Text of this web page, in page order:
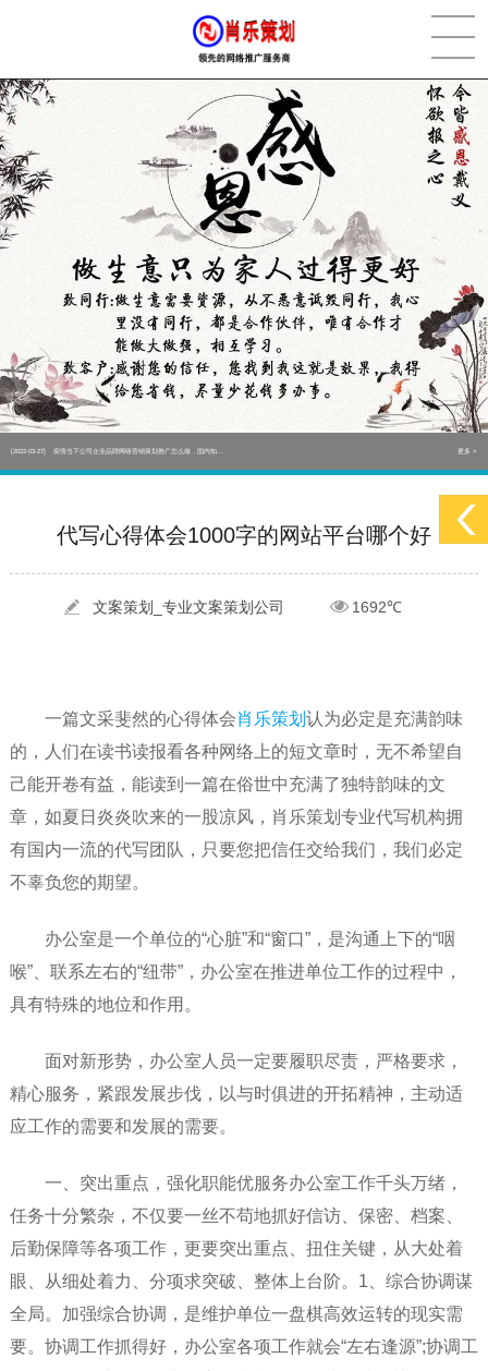
[2022-05-29] 实体门店如何做网络推广吸引客户，实体店网络营销技巧... 更多 >
[2022-05-04] 污水处理设备厂家产品如何做网络推广（污水处理项目网... 更多 >
[2022-03-27] 疫情当下公司企业品牌网络营销策划推广怎么做，国内知... 更多 >
实体门店如何做网络推广吸引客户，实体店网络营销技巧... 更多 >
疫情当下公司企业品牌网络营销策划推广怎么做，国内知...
代写心得体会1000字的网站平台哪个好
文案策划_专业文案策划公司 1692℃
一篇文采斐然的心得体会肖乐策划 认为必定是充满韵味
的，人们在读书读报看各种网络上的短文章时，无不希望自
己能开卷有益，能读到一篇在俗世中充满了独特韵味的文
章，如夏日炎炎吹来的一股凉风，肖乐策划专业代写机构拥
有国内一流的代写团队，只要您把信任交给我们，我们必定
不辜负您的期望。
办公室是一个单位的“心脏”和“窗口”，是沟通上下的“咽
喉”、联系左右的“纽带”，办公室在推进单位工作的过程中，
具有特殊的地位和作用。
面对新形势，办公室人员一定要履职尽责，严格要求，
精心服务，紧跟发展步伐，以与时俱进的开拓精神，主动适
应工作的需要和发展的需要。
一、突出重点，强化职能优服务办公室工作千头万绪，
任务十分繁杂，不仅要一丝不苟地抓好信访、保密、档案、
后勤保障等各项工作，更要突出重点、扭住关键，从大处着
眼、从细处着力、分项求突破、整体上台阶。1、综合协调谋
全局。加强综合协调，是维护单位一盘棋高效运转的现实需
要。协调工作抓得好，办公室各项工作就会“左右逢源”;协调工